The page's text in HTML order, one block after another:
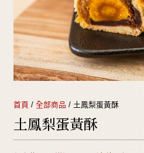
首頁 /全部商品 / 土鳳梨蛋黃酥
土鳳梨蛋黃酥